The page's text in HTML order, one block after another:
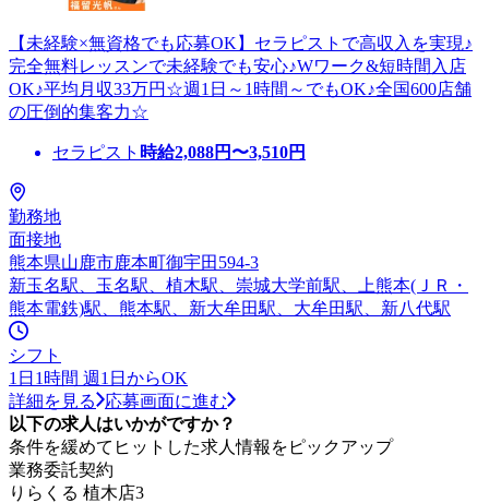
【未経験×無資格でも応募OK】セラピストで高収入を実現♪
完全無料レッスンで未経験でも安心♪Wワーク&短時間入店
OK♪平均月収33万円☆週1日～1時間～でもOK♪全国600店舗
の圧倒的集客力☆
セラピスト 時給2,088円〜3,510円
勤務地
面接地
熊本県山鹿市鹿本町御宇田594-3
新玉名駅、玉名駅、植木駅、崇城大学前駅、上熊本(ＪＲ・
熊本電鉄)駅、熊本駅、新大牟田駅、大牟田駅、新八代駅
シフト
1日1時間 週1日からOK
詳細を見る
応募画面に進む
以下の求人はいかがですか？
条件を緩めてヒットした求人情報をピックアップ
業務委託契約
りらくる 植木店3